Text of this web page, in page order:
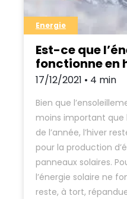
Est-ce que
fonctionne en
Energie
17/12/2021 • 4 min
Bien que
moins important que
de l’année, l’hiver
pour la production
panneaux solaires.
l’énergie solaire ne
reste, à tort,